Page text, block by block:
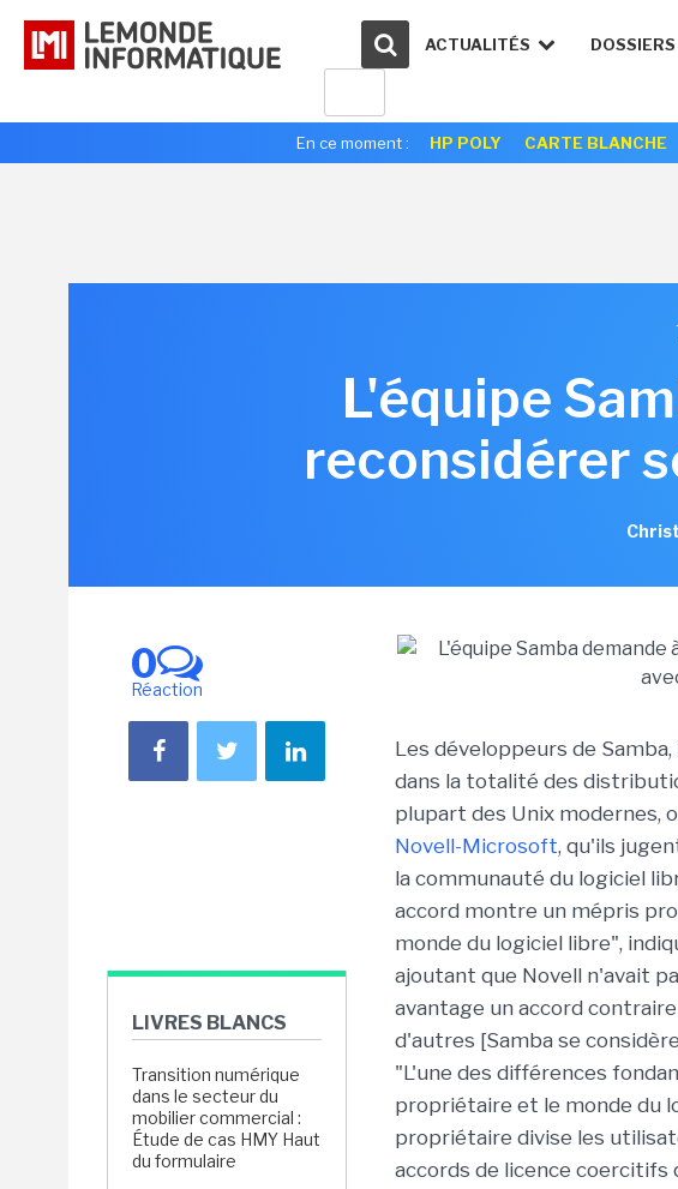
ACTUALITÉS DOSSIERS
En ce moment : HP POLY CARTE BLANCHE
L'équipe
reconsidérer
0
Réaction
LIVRES BLANCS
Transition numérique
dans le secteur du
mobilier commercial :
Étude de cas HMY Haut
du formulaire
Les développeurs de
dans la totalité des
plupart des Unix modernes,
Novell-Microsoft, qu'ils
la communauté du logiciel
accord montre un mépris
monde du logiciel libre",
ajoutant que Novell n'avait
avantage un accord
d'autres [Samba se
"L'une des différences
propriétaire et le monde du
propriétaire divise les
accords de licence